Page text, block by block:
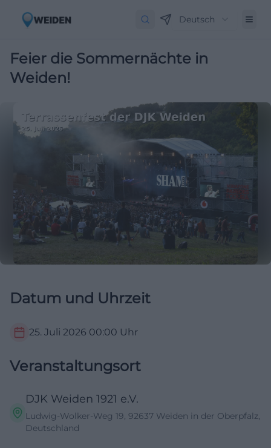
Deutsch
Feier die Sommernächte in
Weiden!
Datum und Uhrzeit
25. Juli 2026 00:00 Uhr
Veranstaltungsort
DJK Weiden 1921 e.V.
Ludwig-Wolker-Weg 19, 92637 Weiden in der Oberpfalz,
Deutschland